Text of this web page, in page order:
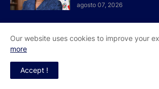
agosto 07, 2026
El Faro RD - Todos los derechos
Our website uses cookies to improve your
more
Accept !